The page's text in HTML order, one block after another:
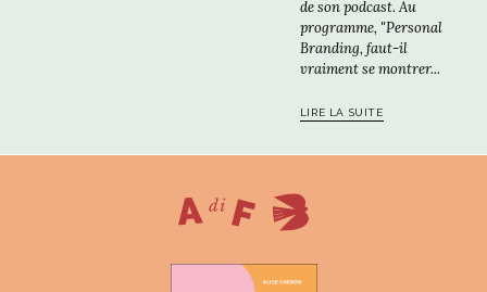
de son podcast. Au
programme, "Personal
Branding, faut-il
vraiment se montrer...
LIRE LA SUITE